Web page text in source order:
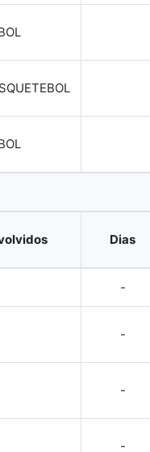
Dias
-
-
-
-